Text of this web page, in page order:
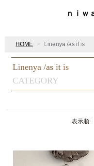
ｎｉｗ
HOME Linenya /as it is
CATEGORY
Linenya /as it is
表示順: